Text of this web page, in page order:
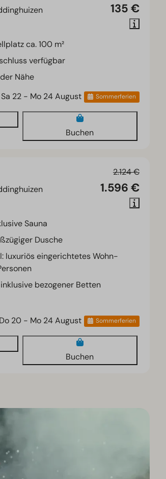
135 €
ca. 100 m²
verfügbar
Nähe
Sa 22 - Mo 24 August
Sommerferien
Buchen
2.124 €
1.596 €
Sauna
Dusche
luxuriös eingerichtetes Wohn-
bezogener Betten
Do 20 - Mo 24 August
Sommerferien
Buchen